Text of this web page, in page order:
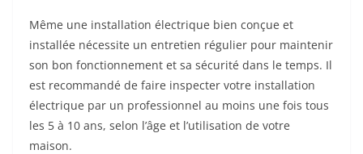
Même une installation électrique bien conçue et
installée nécessite un entretien régulier pour maintenir
son bon fonctionnement et sa sécurité dans le temps. Il
est recommandé de faire inspecter votre installation
électrique par un professionnel au moins une fois tous
les 5 à 10 ans, selon l’âge et l’utilisation de votre
maison.